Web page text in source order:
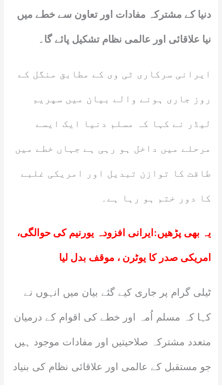
دنیا کے مشترکہ مفادات اور تعاون سے خطے میں
نیا علاقائی اور عالمی نظام تشکیل پائے گا۔
ایرانی سرکاری ٹی وی کے مطابق منگل کے
روز جاری ہونے والے بیان میں سپریم
لیڈر نے کہا کہ مسلم دنیا ایک ایسے
مرحلے میں داخل ہو رہی ہے جہاں خطے میں
طاقت کا توازن تبدیل اور امریکی غلبے
کا دور ختم ہو رہا ہے۔
یہ بھی پڑھیں: ایرانی افزودہ یورنیم کی حوالگی،
امریکی صدر کا یوٹرن ، موقف بدل لیا
ٹیلی گرام پر جاری کیے گئے بیان میں انہوں نے
کہا کہ مسلم اُمہ اور خطے کی اقوام کے درمیان
متعدد مشترکہ صلاحیتیں اور مفادات موجود ہیں
جو مستقبل کے عالمی اور علاقائی نظام کی بنیاد